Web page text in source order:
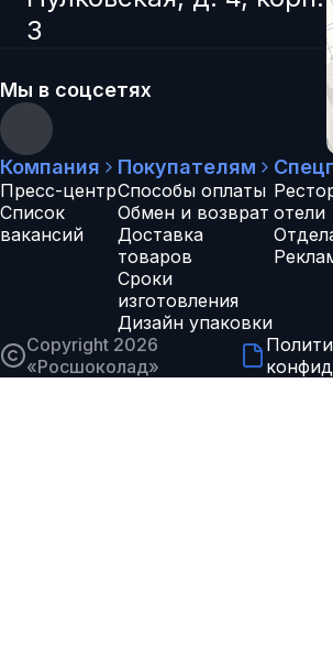
3
Мы в соцсетях
Компания
Пресс-центр
Список
вакансий
Покупателям
Способы оплаты
Обмен и возврат
Доставка
товаров
Сроки
изготовления
Дизайн упаковки
отели
Copyright 2026
«Росшоколад»